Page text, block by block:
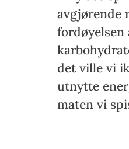
avgjørende
fordøyelsen
det ville vi
utnytte
maten vi